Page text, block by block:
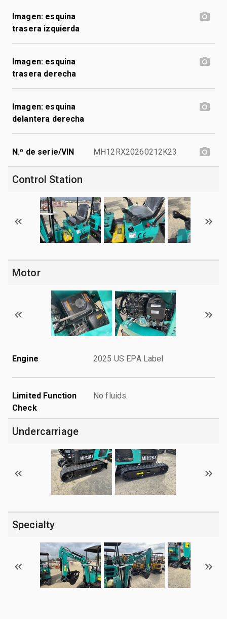
Imagen: esquina
trasera izquierda
Imagen: esquina
trasera derecha
Imagen: esquina
delantera derecha
N.º de serie/VIN MH12RX20260212K23
Control Station
Motor
Engine 2025 US EPA Label
Limited Function
Check
No fluids.
Undercarriage
Specialty